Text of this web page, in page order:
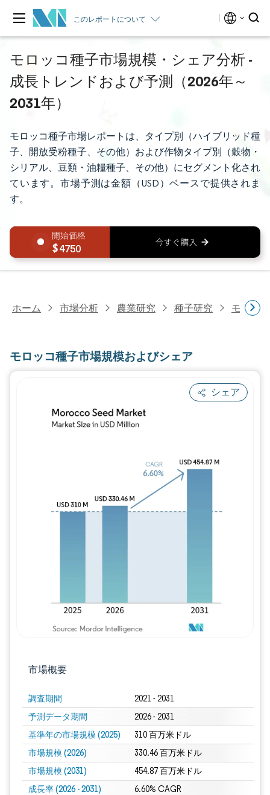
このレポートについて
モロッコ種子市場規模・シェア分析 -
成長トレンドおよび予測（2026年～
2031年）
モロッコ種子市場レポートは、タイプ別（ハイブリッド種
子、開放受粉種子、その他）および作物タイプ別（穀物・
シリアル、豆類・油糧種子、その他）にセグメント化され
ています。市場予測は金額（USD）ベースで提供されま
す。
4750
ホーム 市場分析 農業研究 種子研究 モロッ
モロッコ種子市場規模およびシェア
シェア
市場概要
調査期間 2021 - 2031
予測データ期間 2026 - 2031
基準年の市場規模 (2025) 310 百万米ドル
市場規模 (2026) 330.46 百万米ドル
市場規模 (2031) 454.87 百万米ドル
成長率 (2026 - 2031) 6.60% CAGR